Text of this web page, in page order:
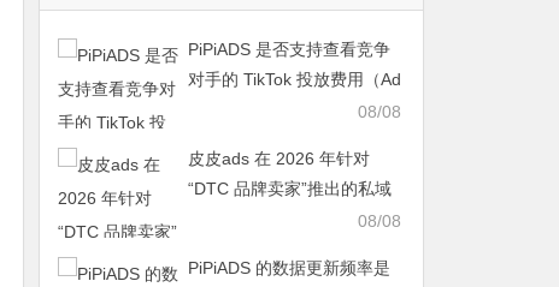
PiPiADS 是否支持查看竞争
对手的 TikTok 投放费用（Ad
08/08
皮皮ads 在 2026 年针对
“DTC 品牌卖家”推出的私域
08/08
PiPiADS 的数据更新频率是